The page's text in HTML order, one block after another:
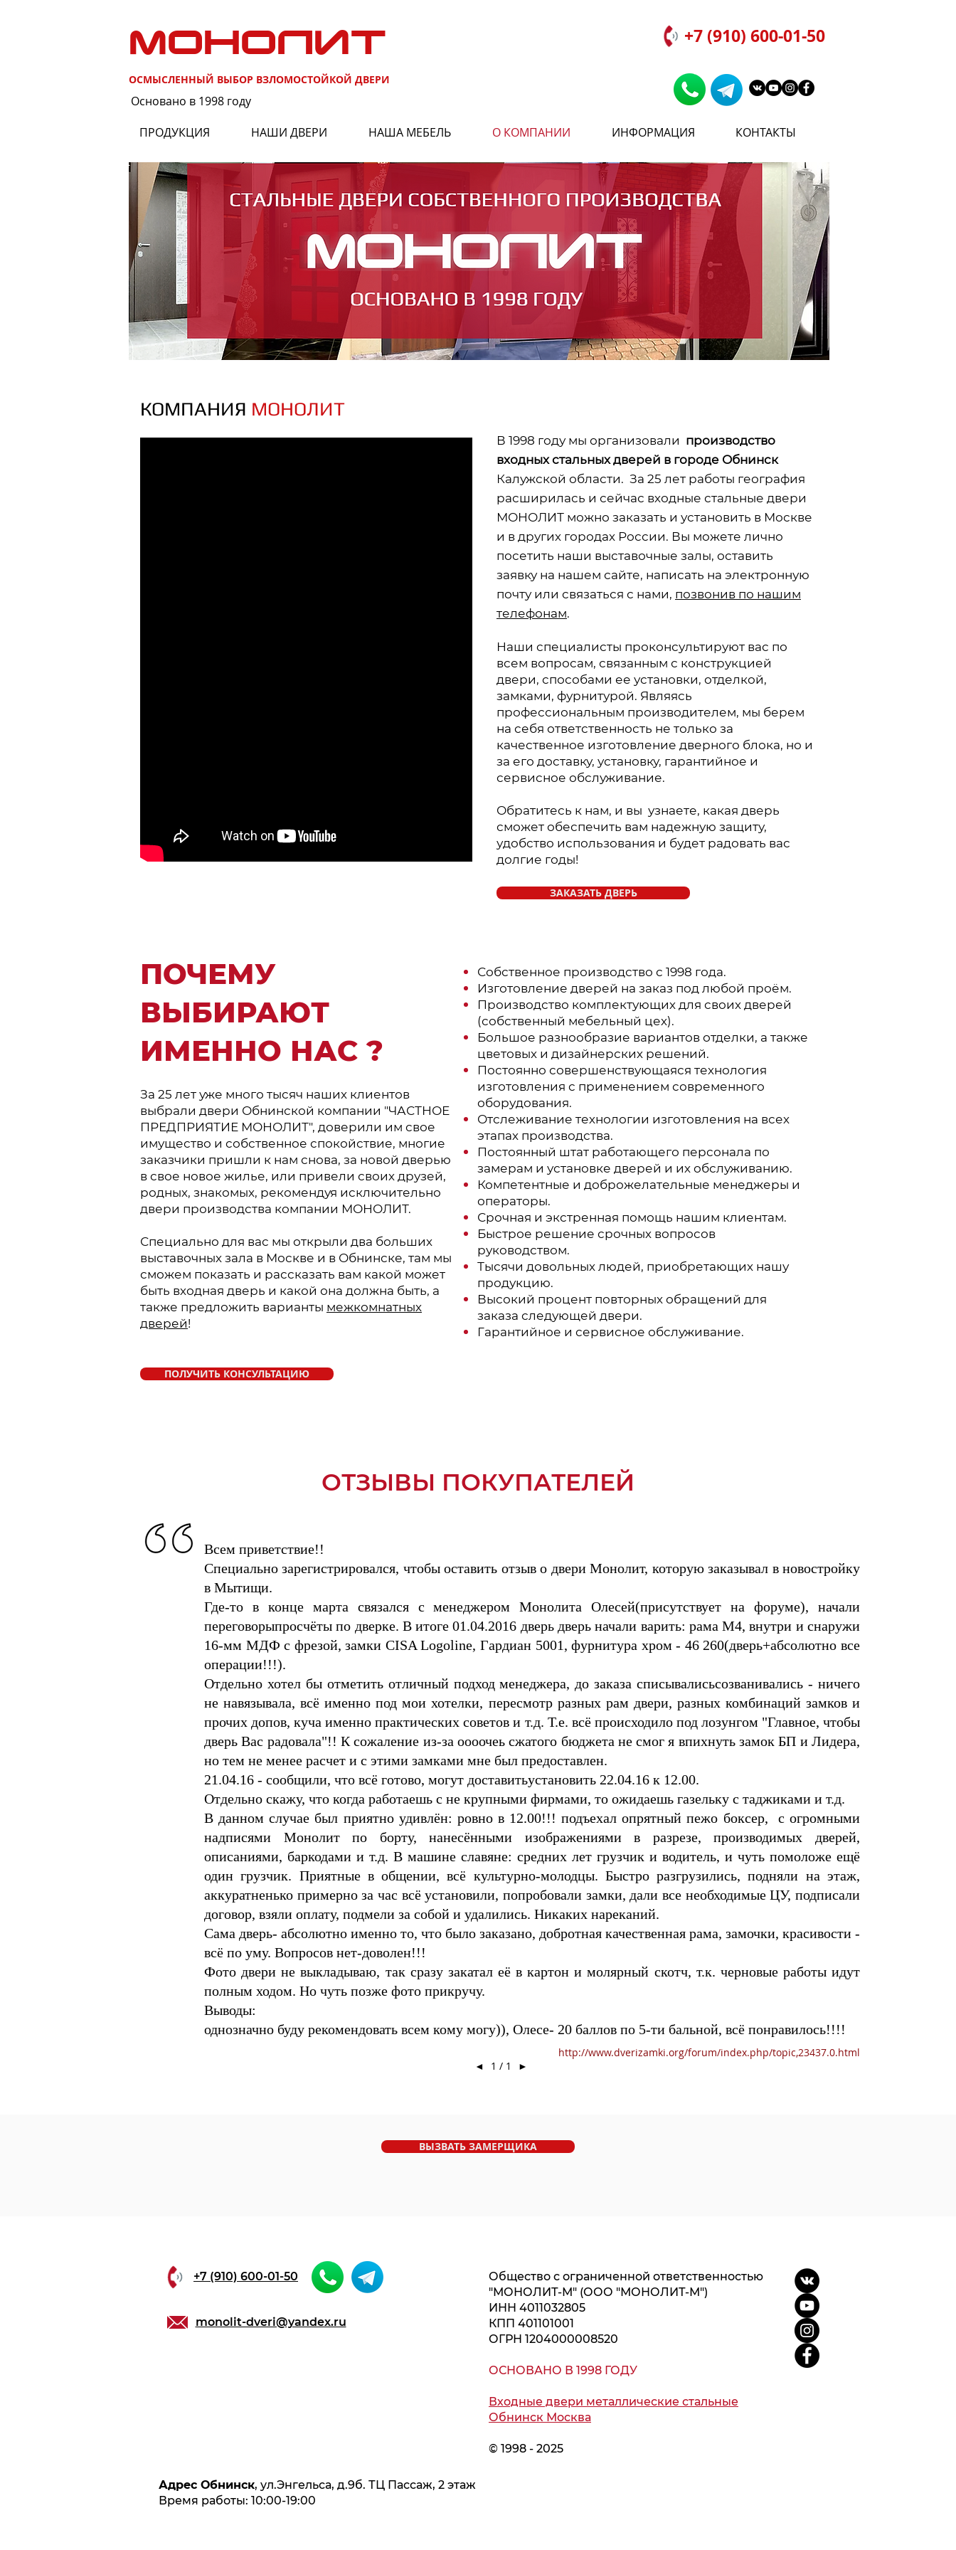
МОНОЛИТ
ОСМЫСЛЕННЫЙ ВЫБОР ВЗЛОМОСТОЙКОЙ ДВЕРИ
Основано в 1998 году
+7 (910) 600-01-50
ПРОДУКЦИЯ НАШИ ДВЕРИ НАША МЕБЕЛЬ О КОМПАНИИ ИНФОРМАЦИЯ КОНТАКТЫ
КОМПАНИЯ МОНОЛИТ
В 1998 году мы организовали производство
входных стальных дверей в городе Обнинск
Калужской области. За 25 лет работы география
расширилась и сейчас входные стальные двери
МОНОЛИТ можно заказать и установить в Москве
и в других городах России. Вы можете лично
посетить наши выставочные залы, оставить
заявку на нашем сайте, написать на электронную
почту или связаться с нами, позвонив по нашим
телефонам.
Наши специалисты проконсультируют вас по
всем вопросам, связанным с конструкцией
двери, способами ее установки, отделкой,
замками, фурнитурой. Являясь
профессиональным производителем, мы берем
на себя ответственность не только за
качественное изготовление дверного блока, но и
за его доставку, установку, гарантийное и
сервисное обслуживание.
Обратитесь к нам, и вы узнаете, какая дверь
сможет обеспечить вам надежную защиту,
удобство использования и будет радовать вас
долгие годы!
ЗАКАЗАТЬ ДВЕРЬ
ПОЧЕМУ
ВЫБИРАЮТ
ИМЕННО НАС ?
За 25 лет уже много тысяч наших клиентов
выбрали двери Обнинской компании "ЧАСТНОЕ
ПРЕДПРИЯТИЕ МОНОЛИТ", доверили им свое
имущество и собственное спокойствие, многие
заказчики пришли к нам снова, за новой дверью
в свое новое жилье, или привели своих друзей,
родных, знакомых, рекомендуя исключительно
двери производства компании МОНОЛИТ.
Специально для вас мы открыли два больших
выставочных зала в Москве и в Обнинске, там мы
сможем показать и рассказать вам какой может
быть входная дверь и какой она должна быть, а
также предложить варианты межкомнатных
дверей!
ПОЛУЧИТЬ КОНСУЛЬТАЦИЮ
Собственное производство с 1998 года.
Изготовление дверей на заказ под любой проём.
Производство комплектующих для своих дверей
(собственный мебельный цех).
Большое разнообразие вариантов отделки, а также
цветовых и дизайнерских решений.
Постоянно совершенствующаяся технология
изготовления с применением современного
оборудования.
Отслеживание технологии изготовления на всех
этапах производства.
Постоянный штат работающего персонала по
замерам и установке дверей и их обслуживанию.
Компетентные и доброжелательные менеджеры и
операторы.
Срочная и экстренная помощь нашим клиентам.
Быстрое решение срочных вопросов
руководством.
Тысячи довольных людей, приобретающих нашу
продукцию.
Высокий процент повторных обращений для
заказа следующей двери.
Гарантийное и сервисное обслуживание.
ОТЗЫВЫ ПОКУПАТЕЛЕЙ
Всем приветствие!!
Специально зарегистрировался, чтобы оставить отзыв о двери Монолит, которую заказывал в новостройку
в Мытищи.
Где-то в конце марта связался с менеджером Монолита Олесей(присутствует на форуме), начали
переговорыпросчёты по дверке. В итоге 01.04.2016 дверь дверь начали варить: рама М4, внутри и снаружи
16-мм МДФ с фрезой, замки СISA Logoline, Гардиан 5001, фурнитура хром - 46 260(дверь+абсолютно все
операции!!!).
Отдельно хотел бы отметить отличный подход менеджера, до заказа списывалисьсозванивались - ничего
не навязывала, всё именно под мои хотелки, пересмотр разных рам двери, разных комбинаций замков и
прочих допов, куча именно практических советов и т.д. Т.е. всё происходило под лозунгом "Главное, чтобы
дверь Вас радовала"!! К сожаление из-за оооочеь сжатого бюджета не смог я впихнуть замок БП и Лидера,
но тем не менее расчет и с этими замками мне был предоставлен.
21.04.16 - сообщили, что всё готово, могут доставитьустановить 22.04.16 к 12.00.
Отдельно скажу, что когда работаешь с не крупными фирмами, то ожидаешь газельку с таджиками и т.д.
В данном случае был приятно удивлён: ровно в 12.00!!! подъехал опрятный пежо боксер, с огромными
надписями Монолит по борту, нанесёнными изображениями в разрезе, производимых дверей,
описаниями, баркодами и т.д. В машине славяне: средних лет грузчик и водитель, и чуть помоложе ещё
один грузчик. Приятные в общении, всё культурно-молодцы. Быстро разгрузились, подняли на этаж,
аккуратненько примерно за час всё установили, попробовали замки, дали все необходимые ЦУ, подписали
договор, взяли оплату, подмели за собой и удалились. Никаких нареканий.
Сама дверь- абсолютно именно то, что было заказано, добротная качественная рама, замочки, красивости -
всё по уму. Вопросов нет-доволен!!!
Фото двери не выкладываю, так сразу закатал её в картон и молярный скотч, т.к. черновые работы идут
полным ходом. Но чуть позже фото прикручу.
Выводы:
однозначно буду рекомендовать всем кому могу)), Олесе- 20 баллов по 5-ти бальной, всё понравилось!!!!
http://www.dverizamki.org/forum/index.php/topic,23437.0.html
◄
1 / 1 ►
ВЫЗВАТЬ ЗАМЕРЩИКА
+7 (910) 600-01-50
monolit-dveri@yandex.ru
Общество с ограниченной ответственностью
"МОНОЛИТ-М" (ООО "МОНОЛИТ-М")
ИНН 4011032805
КПП 401101001
ОГРН 1204000008520
ОСНОВАНО В 1998 ГОДУ
Входные двери металлические стальные
Обнинск Москва
© 1998 - 2025
Адрес Обнинск, ул.Энгельса, д.9б. ТЦ Пассаж, 2 этаж
Время работы: 10:00-19:00